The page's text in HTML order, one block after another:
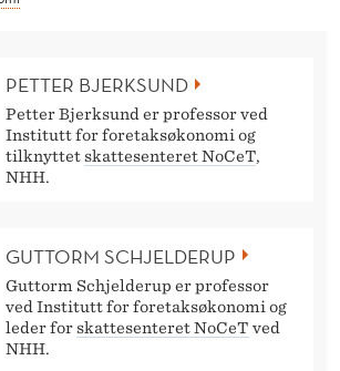
PETTER BJERKSUND
Petter Bjerksund er professor ved
Institutt for foretaksøkonomi og
tilknyttetskattesenteret NoCeT,
NHH.
GUTTORM SCHJELDERUP
Guttorm Schjelderup er professor
ved Institutt for foretaksøkonomi og
leder forskattesenteret NoCeT ved
NHH.